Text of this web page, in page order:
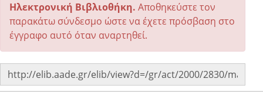
Ηλεκτρονική Βιβλιοθήκη. Αποθηκεύστε τον
παρακάτω σύνδεσμο ώστε να έχετε πρόσβαση στο
έγγραφο αυτό όταν αναρτηθεί.